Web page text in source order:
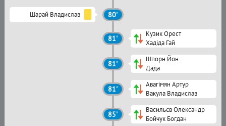
Шарай Владислав 80'
81'
Кузик Орест
Хадіда Гай
81'
Шпорн Йон
Дада
81'
Авагімян Артур
Вакула Владислав
85'
Васильєв Олександр
Бойчук Богдан